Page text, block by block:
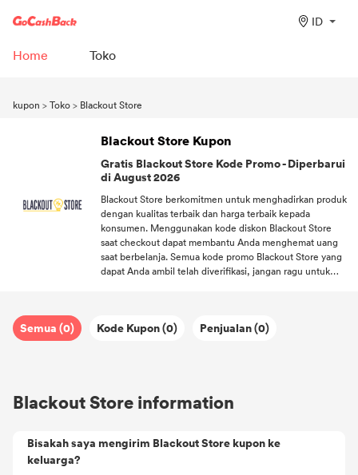
ID
Home Toko
kupon >Toko> Blackout Store
Blackout Store Kupon
Gratis Blackout Store Kode Promo - Diperbarui
di August 2026
Blackout Store berkomitmen untuk menghadirkan produk
dengan kualitas terbaik dan harga terbaik kepada
konsumen. Menggunakan kode diskon Blackout Store
saat checkout dapat membantu Anda menghemat uang
saat berbelanja. Semua kode promo Blackout Store yang
dapat Anda ambil telah diverifikasi, jangan ragu untuk
menyediakanKupon, tetapi juga menawarkan pengiriman
Semua (0) Kode Kupon (0) Penjualan (0)
Blackout Store information
Bisakah saya mengirim Blackout Store kupon ke
keluarga?